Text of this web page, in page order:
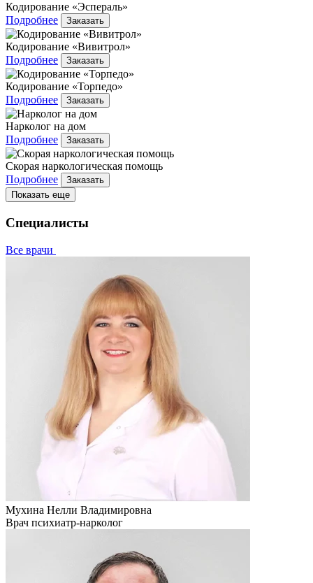
Кодирование «Эспераль»
Подробнее
Заказать
Кодирование «Вивитрол»
Подробнее
Заказать
Кодирование «Торпедо»
Подробнее
Заказать
Нарколог на дом
Подробнее
Заказать
Скорая наркологическая помощь
Подробнее
Заказать
Показать еще
Специалисты
Все врачи
Мухина Нелли Владимировна
Врач психиатр-нарколог